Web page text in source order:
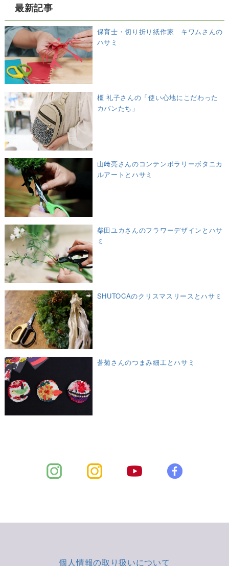
最新記事
保育士・切り折り紙作家 キワムさんの
ハサミ
橿 礼子さんの「使い心地にこだわった
カバンたち」
山﨑亮さんのコンテンポラリーボタニカ
ルアートとハサミ
柴田ユカさんのフラワーデザインとハサ
ミ
SHUTOCAのクリスマスリースとハサミ
蒼菊さんのつまみ細工とハサミ
個人情報の取り扱いについて